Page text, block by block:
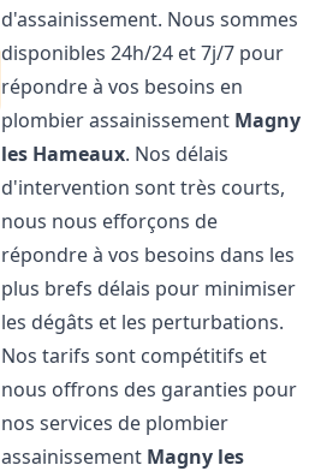
d'assainissement. Nous sommes
disponibles 24h/24 et 7j/7 pour
répondre à vos besoins en
plombier assainissement Magny
les Hameaux. Nos délais
d'intervention sont très courts,
nous nous efforçons de
répondre à vos besoins dans les
plus brefs délais pour minimiser
les dégâts et les perturbations.
Nos tarifs sont compétitifs et
nous offrons des garanties pour
nos services de plombier
assainissement Magny les